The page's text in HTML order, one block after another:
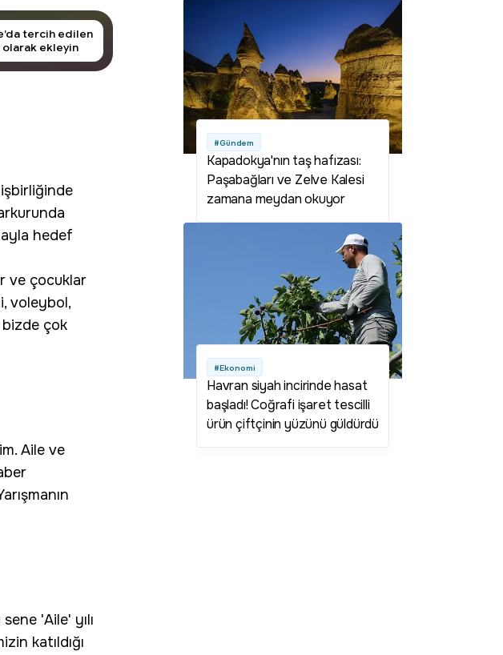
tercih edilen
olarak ekleyin
hedef
ve çocuklar
voleybol,
çok
Aile ve
'Aile' yılı
katıldığı
#Gündem
Kapadokya'nın taş hafızası:
Paşabağları ve Zelve Kalesi
zamana meydan okuyor
#Ekonomi
Havran siyah incirinde hasat
başladı! Coğrafi işaret tescilli
ürün çiftçinin yüzünü güldürdü